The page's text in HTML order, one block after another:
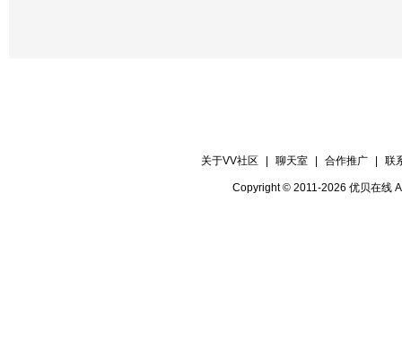
关于VV社区 聊天室 合作推广 联
Copyright © 2011-2026 优贝在线